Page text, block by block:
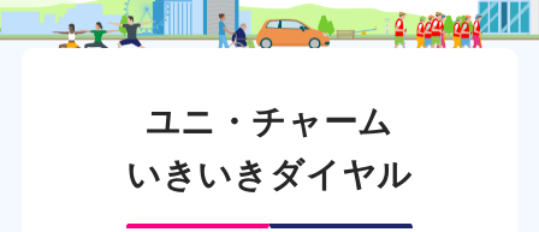
ユニ・チャーム
いきいきダイヤル